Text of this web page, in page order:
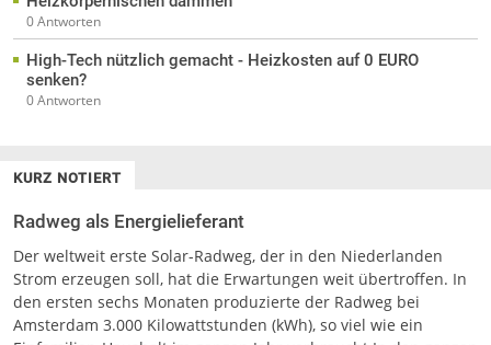
0 Antworten
High-Tech nützlich gemacht - Heizkosten auf 0 EURO
senken?
0 Antworten
KURZ NOTIERT
Radweg als Energielieferant
Der weltweit erste Solar-Radweg, der in den Niederlanden
Strom erzeugen soll, hat die Erwartungen weit übertroffen. In
den ersten sechs Monaten produzierte der Radweg bei
Amsterdam 3.000 Kilowattstunden (kWh), so viel wie ein